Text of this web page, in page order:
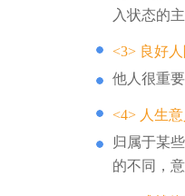
入状态的
<3> 良好
他人很重
<4> 人生意
归属于某
的不同，